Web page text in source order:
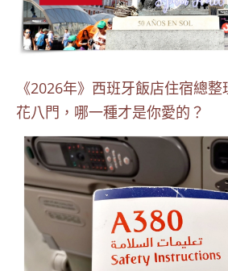
《2026年》西班牙飯店住宿總整
花八門，哪一種才是你愛的？